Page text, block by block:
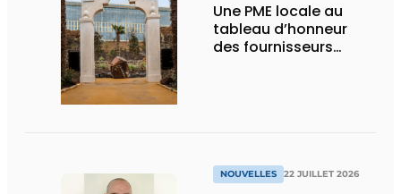
Une PME locale au
tableau d’honneur
des fournisseurs
NOUVELLES 22 JUILLET 2026